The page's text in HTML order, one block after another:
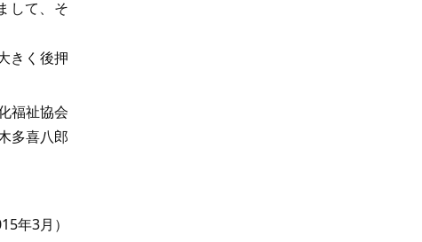
して、そ
きく後押
福祉協会
多喜八郎
年3月）